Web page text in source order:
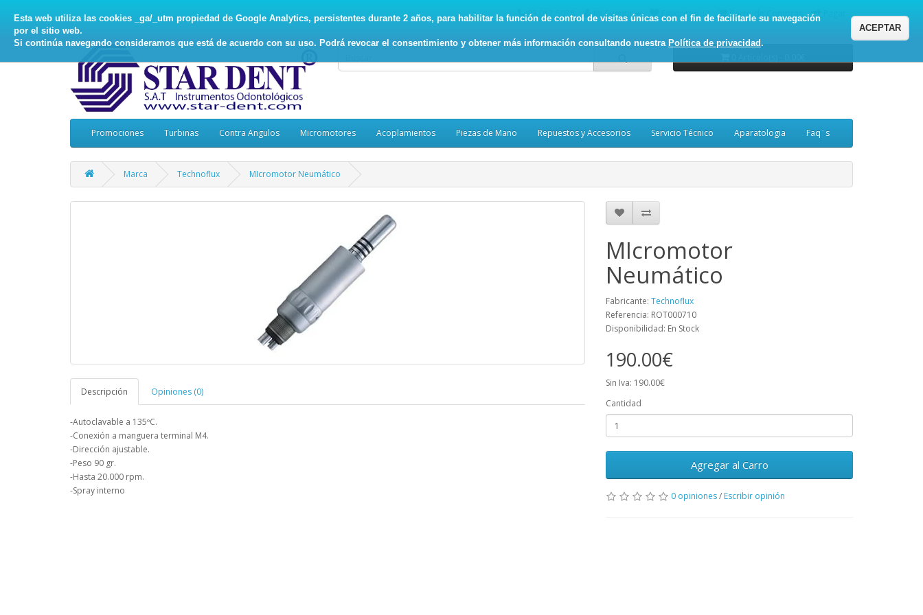
Esta web utiliza las cookies _ga/_utm propiedad de Google Analytics, persistentes durante 2 años, para habilitar la función de control de visitas únicas con el fin de facilitarle su navegación
por el sitio web.
Si continúa navegando consideramos que está de acuerdo con su uso. Podrá revocar el consentimiento y obtener más información consultando nuestra Política de privacidad.
ACEPTAR
93.017.5078 Mi Cuenta Favoritos (0) Carro de Compras
Promociones Turbinas Contra Angulos Micromotores Acoplamientos Piezas de Mano Repuestos y Accesorios Servicio Técnico Aparatologia Faq¨s
Marca Technoflux MIcromotor Neumático
Descripción Opiniones (0)
-Autoclavable a 135ºC.
-Conexión a manguera terminal M4.
-Dirección ajustable.
-Peso 90 gr.
-Hasta 20.000 rpm.
-Spray interno
MIcromotor
Neumático
Fabricante: Technoflux
Referencia: ROT000710
Disponibilidad: En Stock
190.00€
Sin Iva: 190.00€
Cantidad
Agregar al Carro
0 opiniones/ Escribir opinión